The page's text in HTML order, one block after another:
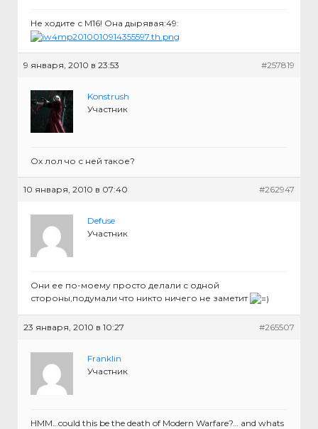
Не ходите с М16! Она дырявая:49:
9 января, 2010 в 23:53 #257819
Konstrush
Участник
Ох лол чо с ней такое?
10 января, 2010 в 07:40 #262947
Defuse
Участник
Они ее по-моему просто делали с одной
стороны,подумали что никто ничего не заметит
23 января, 2010 в 10:27 #265507
Franklin
Участник
HMM…could this be the death of Modern Warfare?… and whats